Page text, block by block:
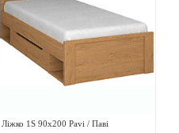
Ліжко 1S 90х200 Pavi / Паві